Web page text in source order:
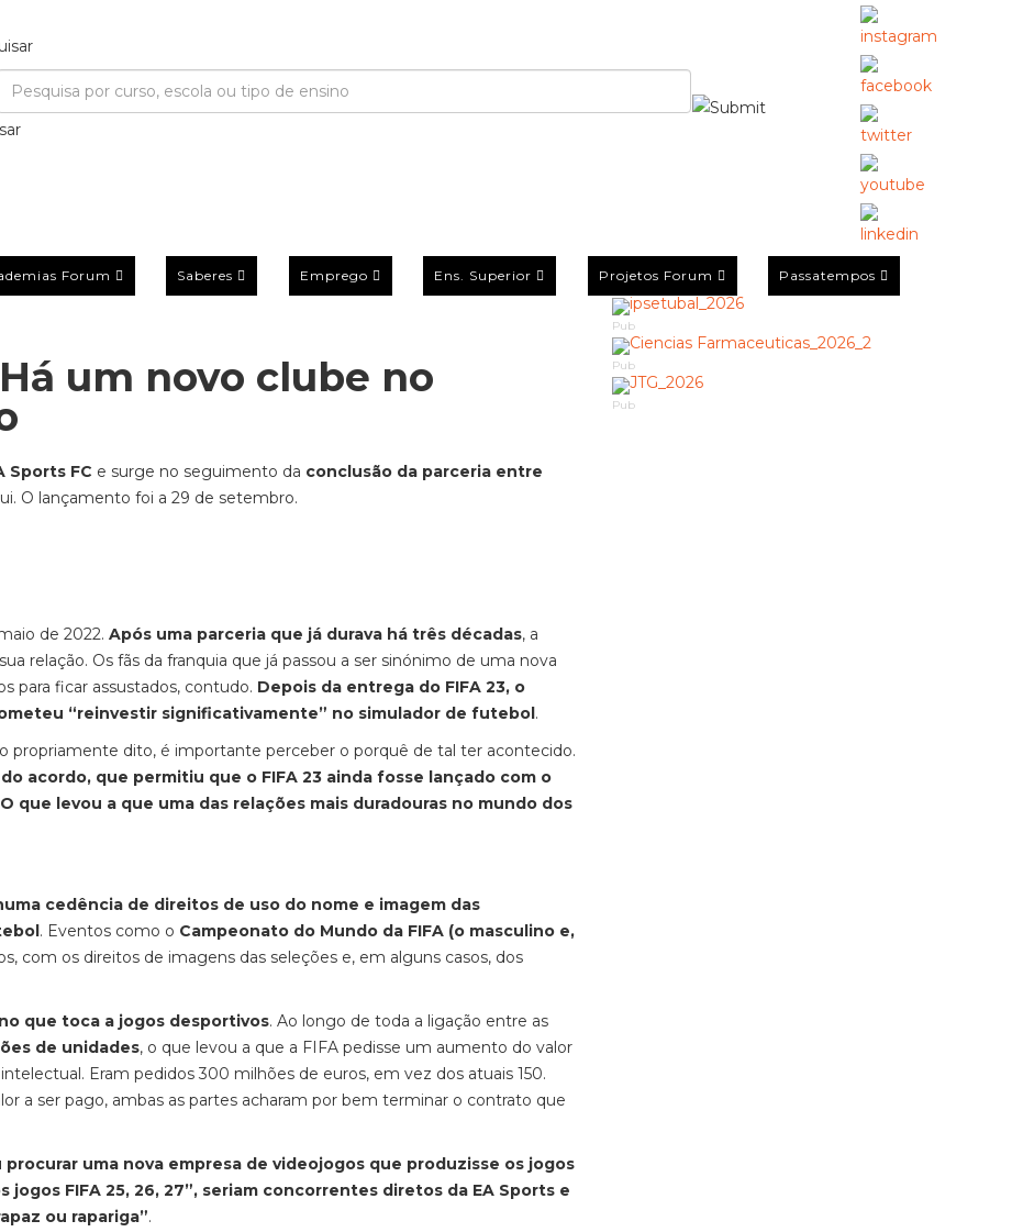
Forum Saberes Emprego Ens. Superior Projetos Forum Passatempos
um novo clube no
Sports FC e surge no seguimento da conclusão da parceria entre
O lançamento foi a 29 de setembro.
de 2022. Após uma parceria que já durava há três décadas, a
relação. Os fãs da franquia que já passou a ser sinónimo de uma nova
para ficar assustados, contudo. Depois da entrega do FIFA 23, o
“reinvestir significativamente” no simulador de futebol.
propriamente dito, é importante perceber o porquê de tal ter acontecido.
acordo, que permitiu que o FIFA 23 ainda fosse lançado com o
O que levou a que uma das relações mais duradouras no mundo dos
cedência de direitos de uso do nome e imagem das
. Eventos como o Campeonato do Mundo da FIFA (o masculino e,
com os direitos de imagens das seleções e, em alguns casos, dos
que toca a jogos desportivos. Ao longo de toda a ligação entre as
de unidades, o que levou a que a FIFA pedisse um aumento do valor
Eram pedidos 300 milhões de euros, em vez dos atuais 150.
a ser pago, ambas as partes acharam por bem terminar o contrato que
uma nova empresa de videojogos que produzisse os jogos
jogos FIFA 25, 26, 27”, seriam concorrentes diretos da EA Sports e
ou rapariga”.
Pub
Pub
Pub